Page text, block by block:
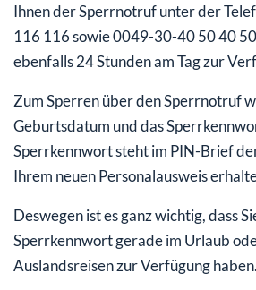
Ihnen der Sperrnotruf unter der
116 116 sowie 0049-30-40 50 40
ebenfalls 24 Stunden am Tag zur
Zum Sperren über den Sperrnotruf
Geburtsdatum und das
Sperrkennwort steht im PIN-Brief
Ihrem neuen Personalausweis
Deswegen ist es ganz wichtig, dass
Sperrkennwort gerade im Urlaub
Auslandsreisen zur Verfügung haben.